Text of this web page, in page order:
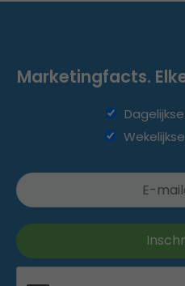
Marketingfacts.